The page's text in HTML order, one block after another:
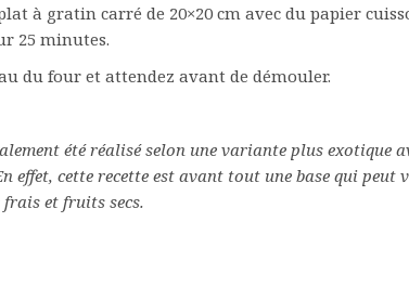
à gratin carré de 20×20 cm avec du papier
25 minutes.
du four et attendez avant de démouler.
été réalisé selon une variante plus exotique
effet, cette recette est avant tout une base qui peut
et fruits secs.